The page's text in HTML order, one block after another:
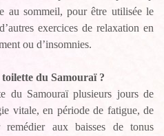
au sommeil, pour être utilisée le
exercices de relaxation en
ou d’insomnies.
du Samouraï ?
du Samouraï plusieurs jours de
vitale, en période de fatigue, de
aux baisses de tonus